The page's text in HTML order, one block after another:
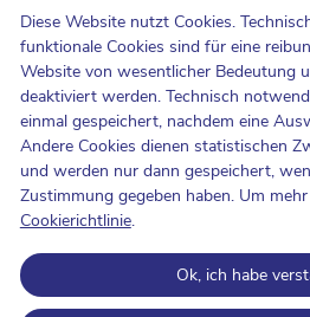
Diese Website nutzt Cookies.
funktionale Cookies sind für eine
Website von wesentlicher Bedeutung
deaktiviert werden. Technisch
einmal gespeichert, nachdem eine
Andere Cookies dienen statistischen
und werden nur dann gespeichert,
Zustimmung gegeben haben. Um
Cookierichtlinie.
Ok, ich habe
Uns kontaktieren
Hinweisgebermeldungen
Newsletter
Barrierefreiheit
Presse
Cookie-Politik
Schutz der Privatsphäre
Nutzungsbedingungen und